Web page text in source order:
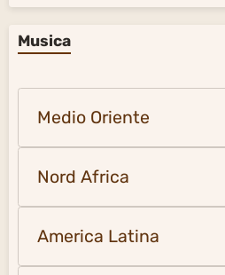
Musica
Medio Oriente
Nord Africa
America Latina